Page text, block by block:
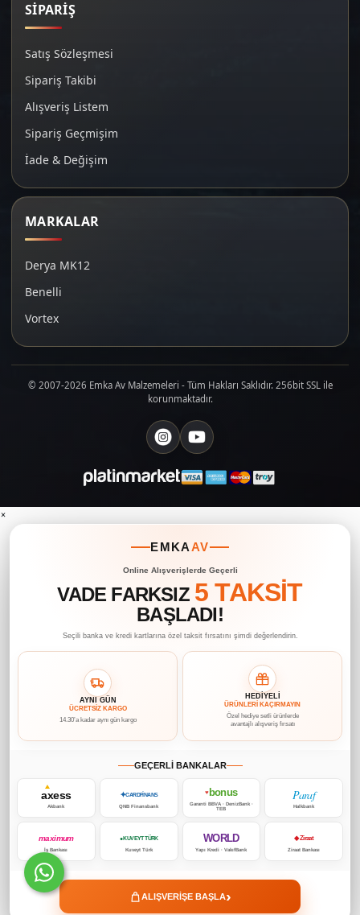
SİPARİŞ
Satış Sözleşmesi
Sipariş Takibi
Alışveriş Listem
Sipariş Geçmişim
İade & Değişim
MARKALAR
Derya MK12
Benelli
Vortex
© 2007-2026 Emka Av Malzemeleri - Tüm Hakları Saklıdır. 256bit SSL ile
korunmaktadır.
×
EMKAAV
Online Alışverişlerde Geçerli
VADE FARKSIZ 5 TAKSİT
BAŞLADI!
Seçili banka ve kredi kartlarına özel taksit fırsatını şimdi değerlendirin.
AYNI GÜN
ÜCRETSİZ KARGO
14.30’a kadar aynı gün kargo
HEDİYELİ
ÜRÜNLERİ KAÇIRMAYIN
Özel hediye setli ürünlerde
avantajlı alışveriş fırsatı
GEÇERLİ BANKALAR
axess
Akbank
✦CARDFİNANS
QNB Finansbank
♥bonus
Garanti BBVA · DenizBank ·
TEB
Paraf
Halkbank
maximum
İş Bankası
● KUVEYT TÜRK
Kuveyt Türk
WORLD
Yapı Kredi · VakıfBank
◆ Ziraat
Ziraat Bankası
ALIŞVERİŞE BAŞLA›